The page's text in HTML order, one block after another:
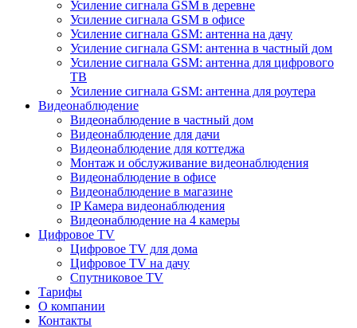
Усиление сигнала GSM в деревне
Усиление сигнала GSM в офисе
Усиление сигнала GSM: антенна на дачу
Усиление сигнала GSM: антенна в частный дом
Усиление сигнала GSM: антенна для цифрового
ТВ
Усиление сигнала GSM: антенна для роутера
Видеонаблюдение
Видеонаблюдение в частный дом
Видеонаблюдение для дачи
Видеонаблюдение для коттеджа
Монтаж и обслуживание видеонаблюдения
Видеонаблюдение в офисе
Видеонаблюдение в магазине
IP Камера видеонаблюдения
Видеонаблюдение на 4 камеры
Цифровое TV
Цифровое TV для дома
Цифровое TV на дачу
Спутниковое TV
Тарифы
О компании
Контакты